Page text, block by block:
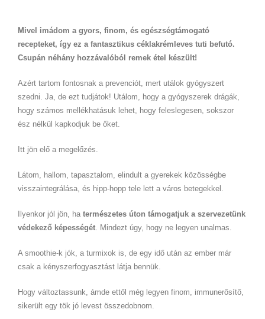
Mivel imádom a gyors, finom, és egészségtámogató
recepteket, így ez a fantasztikus céklakrémleves tuti befutó.
Csupán néhány hozzávalóból remek étel készült!
Azért tartom fontosnak a prevenciót, mert utálok gyógyszert
szedni. Ja, de ezt tudjátok! Utálom, hogy a gyógyszerek drágák,
hogy számos mellékhatásuk lehet, hogy feleslegesen, sokszor
ész nélkül kapkodjuk be őket.
Itt jön elő a megelőzés.
Látom, hallom, tapasztalom, elindult a gyerekek közösségbe
visszaintegrálása, és hipp-hopp tele lett a város betegekkel.
Ilyenkor jól jön, ha természetes úton támogatjuk a szervezetünk
védekező képességét. Mindezt úgy, hogy ne legyen unalmas.
A smoothie-k jók, a turmixok is, de egy idő után az ember már
csak a kényszerfogyasztást látja bennük.
Hogy változtassunk, ámde ettől még legyen finom, immunerősítő,
sikerült egy tök jó levest összedobnom.